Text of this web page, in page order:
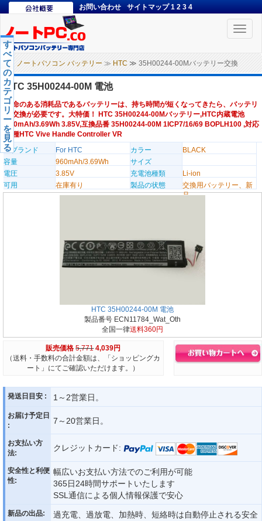
お問い合わせ サイトマップ 1 2 3 4
Toggle
ノートパソコン バッテリー ≫ HTC ≫ 35H00244-00Mバッテリー交換
す
べ
て
の
カ
テ
ゴ
リ
ー
を
見
る
HTC 35H00244-00M 電池
寿命のある消耗品であるバッテリーは、持ち時間が短くなってきたら、バッテリ
ー交換が必要です。大特価！ HTC 35H00244-00Mバッテリー,HTC内蔵電池
960mAh/3.69Wh 3.85V,互換品番 35H00244-00M 1ICP7/16/69 BOPLH100 ,対応
機種HTC Vive Handle Controller VR
のブランド
For HTC カラー
BLACK
容量
960mAh/3.69Wh
サイズ
電圧
3.85V 充電池種類
Li-ion
可用
在庫有り 製品の状態
交換用バッテリー、新
品
HTC 35H00244-00M 電池
製品番号 ECN11784_Wat_Oth
全国一律送料360円
販売価格 5,771 4,039円
（送料・手数料の合計金額は、「ショッピングカ
ート」にてご確認いただけます。）
発送日目安 : 1～2営業日。
お届け予定日
:
7～20営業日。
お支払い方
法:
クレジットカード:
安全性と利便
性:
幅広いお支払い方法でのご利用が可能
365日24時間サポートいたします
SSL通信による個人情報保護で安心
新品の出品:
過充電、過放電、加熱時、短絡時は自動停止される安全